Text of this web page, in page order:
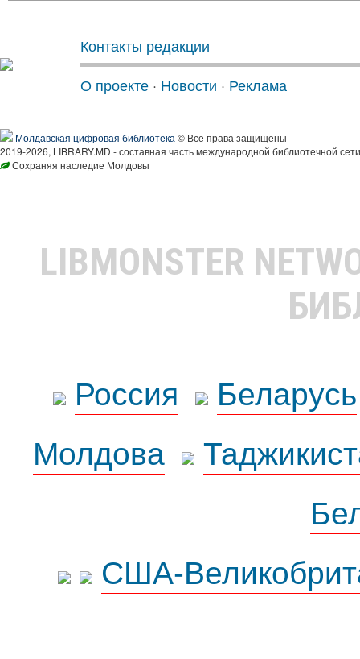
Контакты редакции
О проекте · Новости · Реклама
Молдавская цифровая библиотека © Все права защищены
2019-2026, LIBRARY.MD - составная часть международной библиотечной
Сохраняя наследие Молдовы
LIBMONSTER
Россия
Беларусь
Молдова
США-